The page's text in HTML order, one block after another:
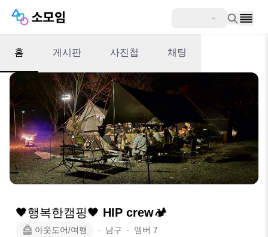
홈 게시판 사진첩 채팅
🖤행복한캠핑🖤 HIP crew🏕
아웃도어/여행 ∙ 남구 ∙ 멤버 7